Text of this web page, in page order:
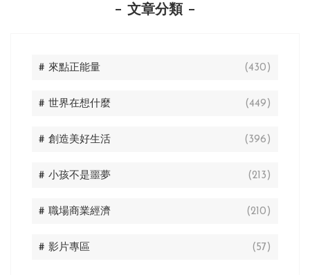
文章分類
# 來點正能量 (430)
# 世界在想什麼 (449)
# 創造美好生活 (396)
# 小孩不是噩夢 (213)
# 職場商業經濟 (210)
# 影片專區 (57)